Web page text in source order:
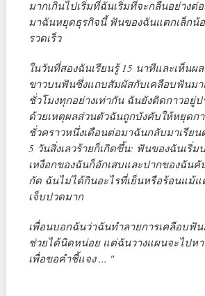
มากเกินไปเริ่มที่ฉันเริ่มที่จะกลืนอย่างต่
มาฉันหยุดธุรกิจนี้ ฟันของฉันแตกเล็กน้
รวดเร็ว
ในวันที่สองฉันเรียนรู้ 15 นาทีและเห็นผ
ขาวบนฟันซึ่งแถบสัมผัสกับเคลือบฟันมา
ชั่วโมงทุกอย่างเท่ากัน ฉันยังติดกาวอยู่
ด้วยเหตุผลส่วนตัวฉันถูกบังคับให้หยุดก
ชั่วคราวหนึ่งเดือนต่อมาฉันกลับมาเรีย
5 วันสิ่งเลวร้ายก็เกิดขึ้น: ฟันของฉันเริ่ม
เหงือกของฉันก็อักเสบและปากของฉันคั
กัด ฉันไม่ได้กินอะไรที่เย็นหรือร้อนแม้แ
เจ็บปวดมาก
เพื่อนบอกฉันว่าฉันทำลายการเคลือบฟัน
ช่วยได้นิดหน่อย แต่ฉันวางแผนจะไปห
เพื่อขอคำชี้แจง ... "